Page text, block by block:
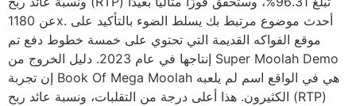
عن 1180x. أحدث موضوع مرتبط بك يسلط الضوء بالتأكيد على
موقع الفواكه القديمة التي تحتوي على خمسة خطوط دفع تم
إنتاجها في عام 2023. دليل الخروج من Super Moolah Demo
إن تجربة Book Of Mega Moolah هي في الواقع اسم لم يلعبه
الكثيرون. هذا أعلى درجة من التقلبات، ونسبة عائد ربح (RTP)